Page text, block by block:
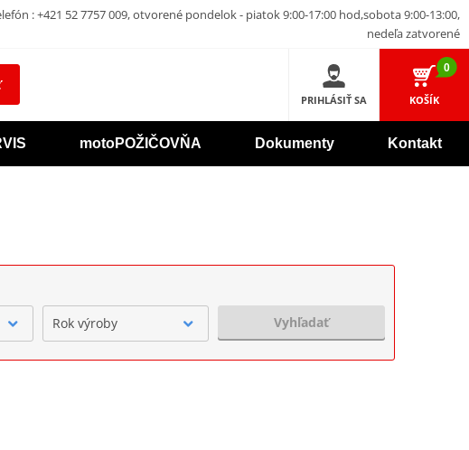
: +421 52 7757 009, otvorené pondelok - piatok 9:00-17:00 hod,sobota 9:00-13:00,
nedeľa zatvorené
PRIHLÁSIŤ SA
0
KOŠÍK
motoPOŽIČOVŇA Dokumenty Kontakt
Rok výroby Vyhľadať